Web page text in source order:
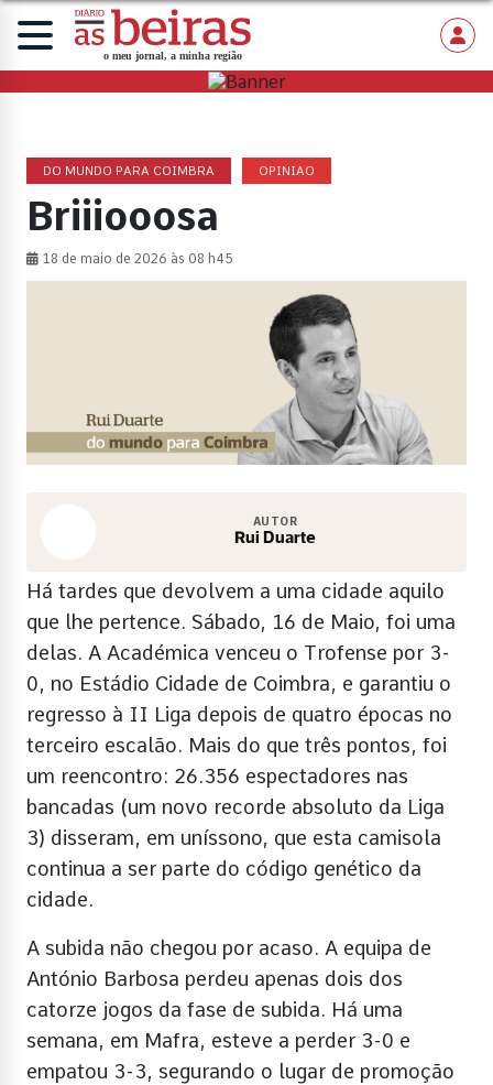
DO MUNDO PARA COIMBRA OPINIAO
Briiiooosa
18 de maio de 2026 às 08 h45
AUTOR
Rui Duarte
Há tardes que devolvem a uma cidade aquilo
que lhe pertence. Sábado, 16 de Maio, foi uma
delas. A Académica venceu o Trofense por 3-
0, no Estádio Cidade de Coimbra, e garantiu o
regresso à II Liga depois de quatro épocas no
terceiro escalão. Mais do que três pontos, foi
um reencontro: 26.356 espectadores nas
bancadas (um novo recorde absoluto da Liga
3) disseram, em uníssono, que esta camisola
continua a ser parte do código genético da
cidade.
A subida não chegou por acaso. A equipa de
António Barbosa perdeu apenas dois dos
catorze jogos da fase de subida. Há uma
semana, em Mafra, esteve a perder 3-0 e
empatou 3-3, segurando o lugar de promoção